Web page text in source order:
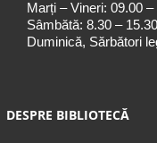
Marți – Vineri: 09.00 –
Sâmbătă: 8.30 – 15.30
Duminică, Sărbători
DESPRE BIBLIOTECĂ